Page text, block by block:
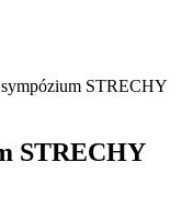
STRECHY
STRECHY